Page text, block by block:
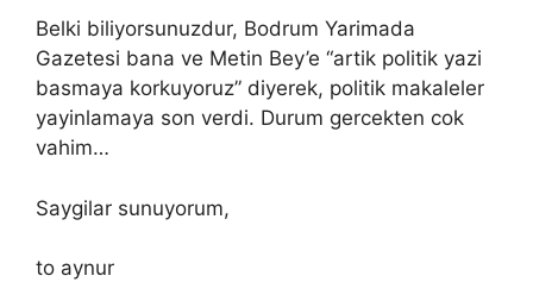
Belki biliyorsunuzdur, Bodrum Yarimada
Gazetesi bana ve Metin Bey’e “artik politik yazi
basmaya korkuyoruz” diyerek, politik makaleler
yayinlamaya son verdi. Durum gercekten cok
vahim…
Saygilar sunuyorum,
to aynur